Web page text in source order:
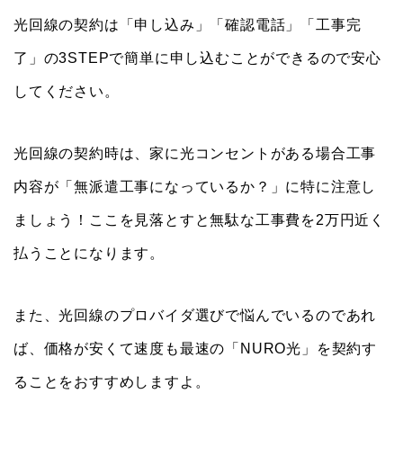
光回線の契約は「申し込み」「確認電話」「工事完
了」の3STEPで簡単に申し込むことができるので安心
してください。
光回線の契約時は、家に光コンセントがある場合工事
内容が「無派遣工事になっているか？」に特に注意し
ましょう！ここを見落とすと無駄な工事費を2万円近く
払うことになります。
また、光回線のプロバイダ選びで悩んでいるのであれ
ば、価格が安くて速度も最速の「NURO光」を契約す
ることをおすすめしますよ。